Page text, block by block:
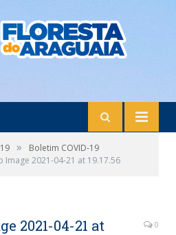
»
Boletim COVID-19
Image 2021-04-21 at 19.17.56
2021-04-21 at
0